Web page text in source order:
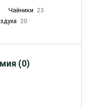
Чайники 23
20
(0)